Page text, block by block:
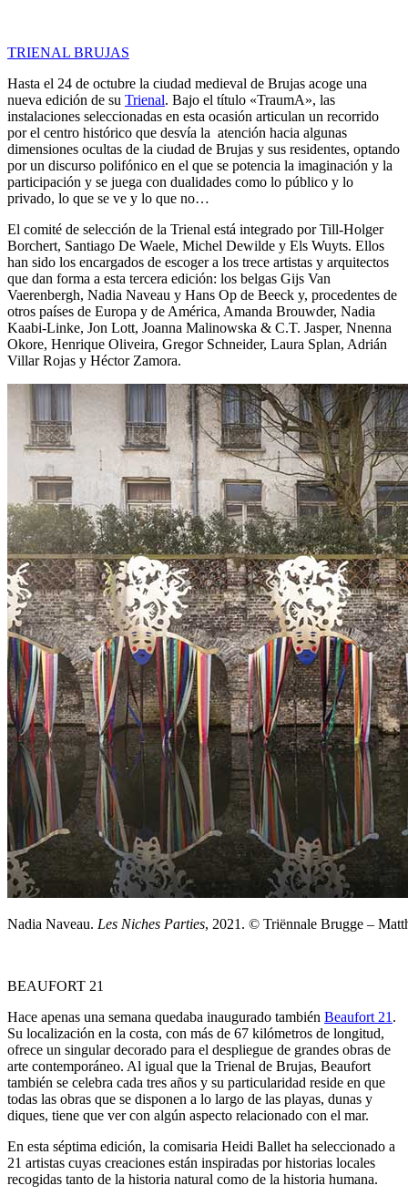
TRIENAL BRUJAS
Hasta el 24 de octubre la ciudad medieval de Brujas acoge una
nueva edición de su Trienal. Bajo el título «TraumA», las
instalaciones seleccionadas en esta ocasión articulan un recorrido
por el centro histórico que desvía la atención hacia algunas
dimensiones ocultas de la ciudad de Brujas y sus residentes, optando
por un discurso polifónico en el que se potencia la imaginación y la
participación y se juega con dualidades como lo público y lo
privado, lo que se ve y lo que no…
El comité de selección de la Trienal está integrado por Till-Holger
Borchert, Santiago De Waele, Michel Dewilde y Els Wuyts. Ellos
han sido los encargados de escoger a los trece artistas y arquitectos
que dan forma a esta tercera edición: los belgas Gijs Van
Vaerenbergh, Nadia Naveau y Hans Op de Beeck y, procedentes de
otros países de Europa y de América, Amanda Brouwder, Nadia
Kaabi-Linke, Jon Lott, Joanna Malinowska & C.T. Jasper, Nnenna
Okore, Henrique Oliveira, Gregor Schneider, Laura Splan, Adrián
Villar Rojas y Héctor Zamora.
Nadia Naveau. Les Niches Parties, 2021. © Triënnale Brugge –
BEAUFORT 21
Hace apenas una semana quedaba inaugurado también Beaufort 21 .
Su localización en la costa, con más de 67 kilómetros de longitud,
ofrece un singular decorado para el despliegue de grandes obras de
arte contemporáneo. Al igual que la Trienal de Brujas, Beaufort
también se celebra cada tres años y su particularidad reside en que
todas las obras que se disponen a lo largo de las playas, dunas y
diques, tiene que ver con algún aspecto relacionado con el mar.
En esta séptima edición, la comisaria Heidi Ballet ha seleccionado a
21 artistas cuyas creaciones están inspiradas por historias locales
recogidas tanto de la historia natural como de la historia humana.